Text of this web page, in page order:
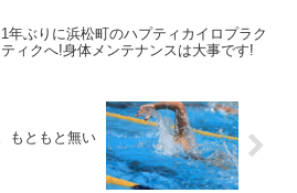
1年ぶりに浜松町のハプティカイロプラク
ティクへ!身体メンテナンスは大事です!
もともと無い